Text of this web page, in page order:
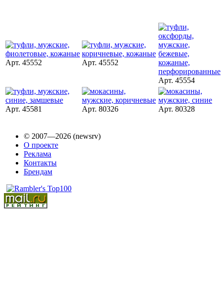
Арт. 45552 Арт. 45552
Арт. 45554
Арт. 45581 Арт. 80326 Арт. 80328
© 2007—2026 (newsrv)
О проекте
Реклама
Контакты
Брендам